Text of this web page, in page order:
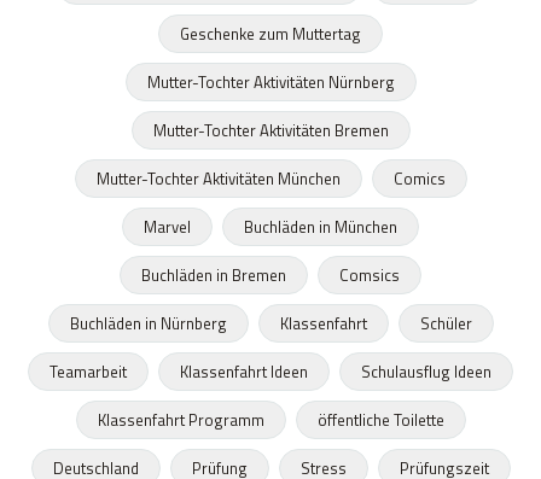
Geschenke zum Muttertag
Mutter-Tochter Aktivitäten Nürnberg
Mutter-Tochter Aktivitäten Bremen
Mutter-Tochter Aktivitäten München
Comics
Marvel
Buchläden in München
Buchläden in Bremen
Comsics
Buchläden in Nürnberg
Klassenfahrt
Schüler
Teamarbeit
Klassenfahrt Ideen
Schulausflug Ideen
Klassenfahrt Programm
öffentliche Toilette
Deutschland
Prüfung Stress Prüfungszeit